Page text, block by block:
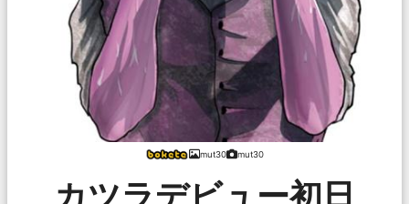
mut30 mut30
カツラデビュー初日